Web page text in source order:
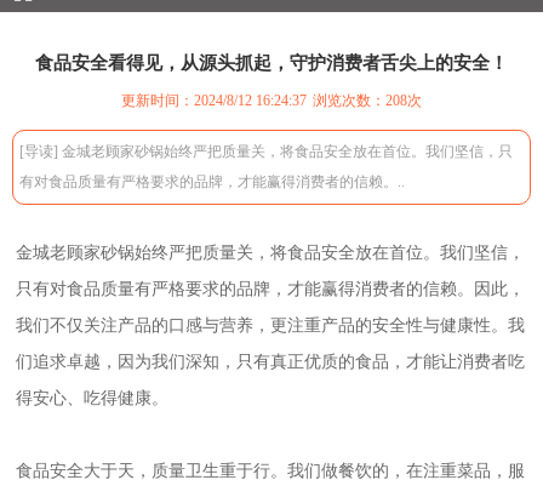
食品安全看得见，从源头抓起，守护消费者舌尖上的安全！
更新时间：2024/8/12 16:24:37 浏览次数： 208次
[导读] 金城老顾家砂锅始终严把质量关，将食品安全放在首位。我们坚信，只
有对食品质量有严格要求的品牌，才能赢得消费者的信赖。..
金城老顾家砂锅始终严把质量关，将食品安全放在首位。我们坚信，
只有对食品质量有严格要求的品牌，才能赢得消费者的信赖。因此，
我们不仅关注产品的口感与营养，更注重产品的安全性与健康性。我
们追求卓越，因为我们深知，只有真正优质的食品，才能让消费者吃
得安心、吃得健康。
食品安全大于天，质量卫生重于行。我们做餐饮的，在注重菜品，服